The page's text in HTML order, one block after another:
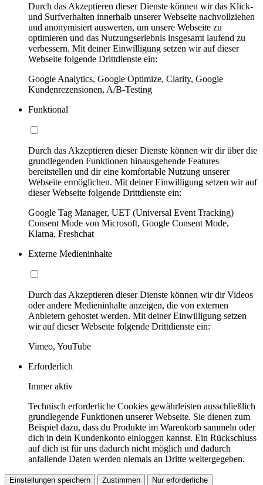
Durch das Akzeptieren dieser Dienste können wir das Klick-
und Surfverhalten innerhalb unserer Webseite nachvollziehen
und anonymisiert auswerten, um unsere Webseite zu
optimieren und das Nutzungserlebnis insgesamt laufend zu
verbessern. Mit deiner Einwilligung setzen wir auf dieser
Webseite folgende Drittdienste ein:
Google Analytics, Google Optimize, Clarity, Google
Kundenrezensionen, A/B-Testing
Funktional
Durch das Akzeptieren dieser Dienste können wir dir über die
grundlegenden Funktionen hinausgehende Features
bereitstellen und dir eine komfortable Nutzung unserer
Webseite ermöglichen. Mit deiner Einwilligung setzen wir auf
dieser Webseite folgende Drittdienste ein:
Google Tag Manager, UET (Universal Event Tracking)
Consent Mode von Microsoft, Google Consent Mode,
Klarna, Freshchat
Externe Medieninhalte
Durch das Akzeptieren dieser Dienste können wir dir Videos
oder andere Medieninhalte anzeigen, die von externen
Anbietern gehostet werden. Mit deiner Einwilligung setzen
wir auf dieser Webseite folgende Drittdienste ein:
Vimeo, YouTube
Erforderlich
Immer aktiv
Technisch erforderliche Cookies gewährleisten ausschließlich
grundlegende Funktionen unserer Webseite. Sie dienen zum
Beispiel dazu, dass du Produkte im Warenkorb sammeln oder
dich in dein Kundenkonto einloggen kannst. Ein Rückschluss
auf dich ist für uns dadurch nicht möglich und dadurch
anfallende Daten werden niemals an Dritte weitergegeben.
Einstellungen speichern Zustimmen Nur erforderliche